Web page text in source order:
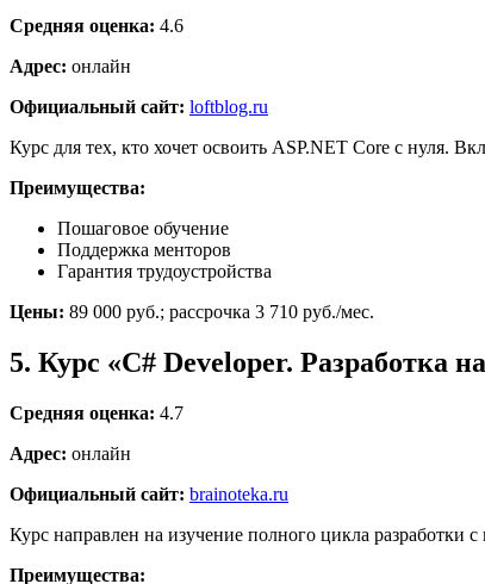
Средняя оценка: 4.6
Адрес: онлайн
Официальный сайт: loftblog.ru
Курс для тех, кто хочет освоить ASP.NET Core с нуля.
Преимущества:
Пошаговое обучение
Поддержка менторов
Гарантия трудоустройства
Цены: 89 000 руб.; рассрочка 3 710 руб./мес.
5. Курс «C# Developer. Разработка
Средняя оценка: 4.7
Адрес: онлайн
Официальный сайт: brainoteka.ru
Курс направлен на изучение полного цикла разработки
Преимущества: